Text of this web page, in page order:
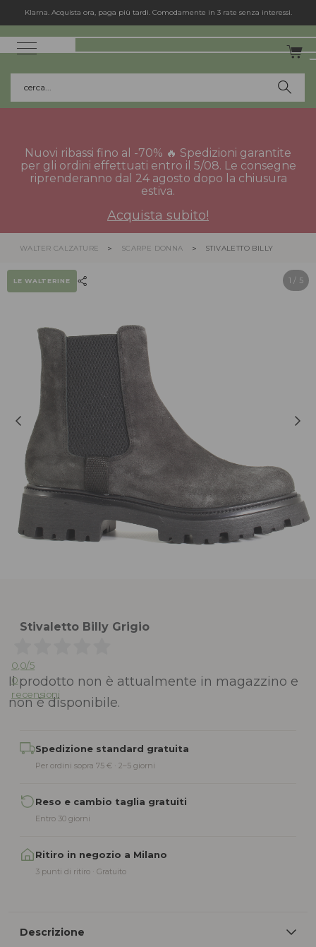
Klarna. Acquista ora, paga più tardi. Comodamente in 3 rate senza interessi.
cerca...
Nuovi ribassi fino al -70% 🔥 Spedizioni garantite
per gli ordini effettuati entro il 5/08. Le consegne
riprenderanno dal 24 agosto dopo la chiusura
estiva.
Acquista subito!
WALTER CALZATURE SCARPE DONNA STIVALETTO BILLY
1 / 5
LE WALTERINE
Stivaletto Billy Grigio
0,0/5
0
recensioni
Il prodotto non è attualmente in magazzino e
non è disponibile.
Spedizione standard gratuita
Per ordini sopra 75 € · 2–5 giorni
Reso e cambio taglia gratuiti
Entro 30 giorni
Ritiro in negozio a Milano
3 punti di ritiro · Gratuito
Descrizione